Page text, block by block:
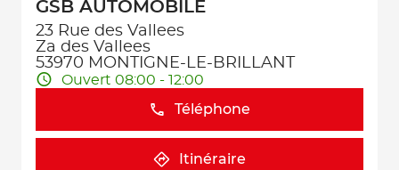
GSB AUTOMOBILE
23 Rue des Vallees
Za des Vallees
53970 MONTIGNE-LE-BRILLANT
Ouvert 08:00 - 12:00
Téléphone
Itinéraire